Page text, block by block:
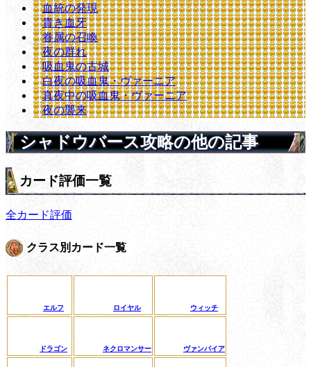
血統の発現
貴き血牙
眷属の召喚
夜の群れ
吸血鬼の古城
白夜の吸血鬼・ヴァーニア
真夜中の吸血鬼・ヴァーニア
夜の襲来
シャドウバース攻略の他の記事
カード評価一覧
全カード評価
クラス別カード一覧
エルフ ロイヤル ウィッチ
ドラゴン ネクロマンサー ヴァンパイア